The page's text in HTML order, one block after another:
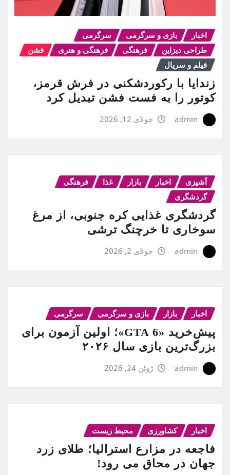
اخبار بازی و سرگرمی
سرگرمی
طراحی دیزاین
فرهنگی فرهنگی و هنری
فشن
فیلم و سریال
زندایا با رکوردشکنی در فرش قرمز،
کوتور را به فست فشن تبدیل کرد
admin جولای 12, 2026
آشپزی اخبار بازار غذا
فرهنگی
گردشگری
گردشگری غذایی کره جنوبی، از مرغ
سوخاری تا خرچنگ ترشی
admin جولای 2, 2026
اخبار بازار بازی و سرگرمی سرگرمی
پیش‌خرید «GTA 6»؛ اولین آزمون برای
بزرگ‌ترین بازی سال ۲۰۲۶
admin ژوئن 24, 2026
اخبار کشاورزی محیط زیست
فاجعه در مزارع استرالیا؛ طلای زرد
جهان در محاق می رود!